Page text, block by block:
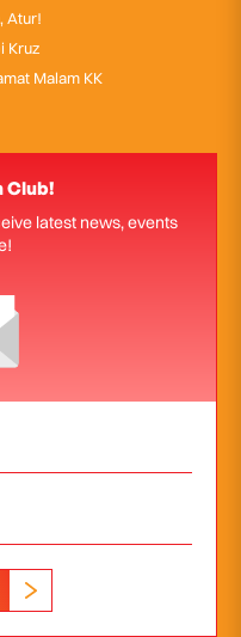
Atur!
Kruz
Malam KK
Club!
latest news, events